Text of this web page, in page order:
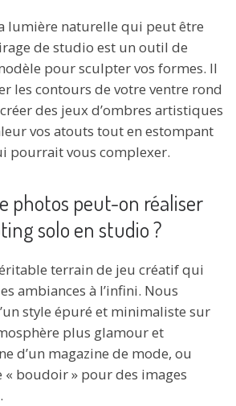
lumière naturelle qui peut être
de studio est un outil de
pour sculpter vos formes. Il
les contours de votre ventre rond
des jeux d’ombres artistiques
vos atouts tout en estompant
pourrait vous complexer.
photos peut-on réaliser
solo en studio ?
terrain de jeu créatif qui
ambiances à l’infini. Nous
style épuré et minimaliste sur
plus glamour et
d’un magazine de mode, ou
« boudoir » pour des images